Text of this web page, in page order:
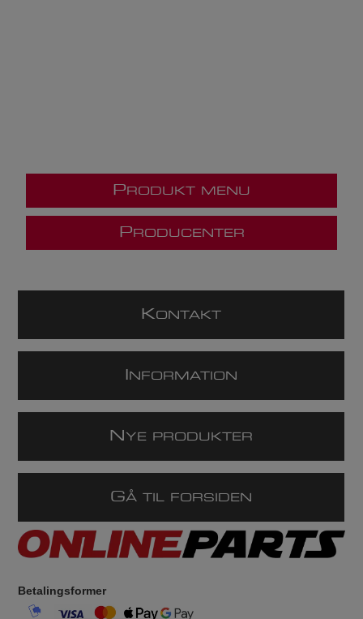
P RODUKT MENU
P RODUCENTER
K ONTAKT
NFORMATION
N YE PRODUKTER
GÅ TIL FORSIDEN
Betalingsformer